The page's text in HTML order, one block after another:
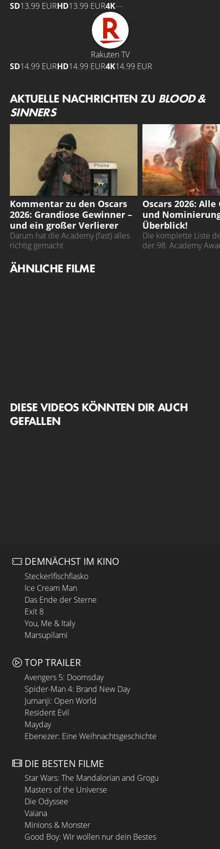
SD13.99 EURHD13.99 EUR4K—
Rakuten TV
SD14.99 EURHD14.99 EUR4K14.99 EUR
AKTUELLE NACHRICHTEN ZU BLOOD &
SINNERS
OSCARS 2026
Kommentar zu den Oscars
2026: Grandiose Gewinner –
und ein großer Verlierer
Darum hat die Academy (fast) alles
richtig gemacht
OSCARS 2026
Oscars 2026:
und
Überblick!
Die komplette Liste
der 98. Academy
ÄHNLICHE FILME
DIESE VIDEOS KÖNNTEN DIR AUCH
GEFALLEN
DEMNÄCHST IM KINO
Steckerlfischfiasko
Ice Cream Man
Das Ende der Sterne
Exit 8
You, Me & Italy
Marsupilami
TOP TRAILER
Avengers 5: Doomsday
Spider-Man 4: Brand New Day
Jumanji: Open World
Resident Evil
Mayday
Ebenezer: Eine Weihnachtsgeschichte
DIE BESTEN FILME
Star Wars: The Mandalorian and Grogu
Masters of the Universe
Die Odyssee
Vaiana
Minions & Monster
Good Boy: Wir wollen nur dein Bestes